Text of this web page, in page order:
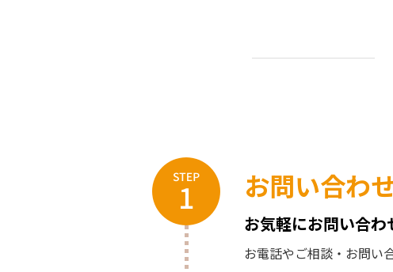
お問い合わ
お気軽にお問い合わ
お電話やご相談・お問い